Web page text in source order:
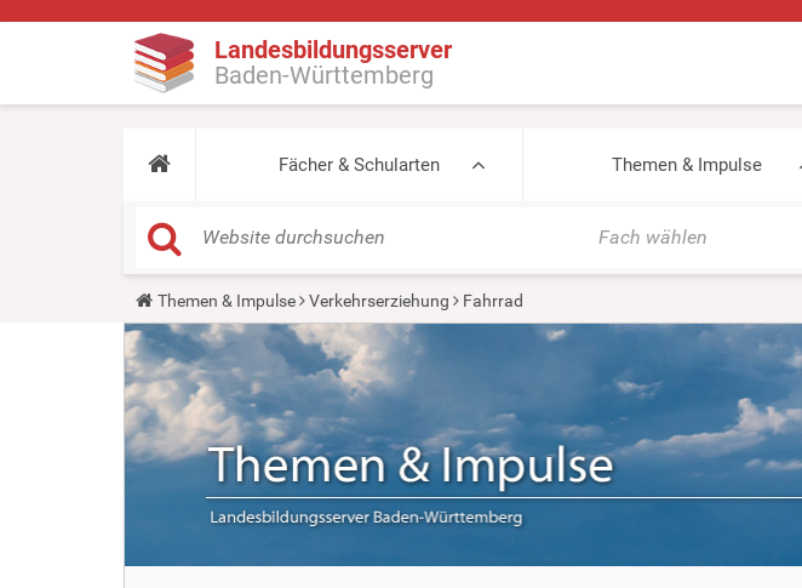
Landesbildungsserver
Baden-Württemberg
Fächer & Schularten Themen & Impulse
Fach wählen
Y
o
u
a
r
e
h
e
r
Themen & Impulse Verkehrserziehung Fahrrad